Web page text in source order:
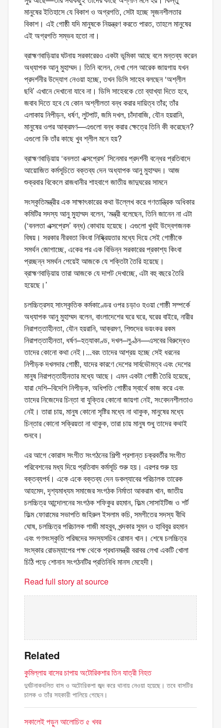
মানুষের ইতিহাসে যে বিকাশ ও অগ্রগতি, সেটা হচ্ছে সৃজনশীলতার
বিকাশ। এই গোষ্ঠী যদি মানুষকে নিয়ন্ত্রণ করতে পারত, তাহলে মানুষের
এই অগ্রগতি সম্ভব হতো না।
ব্রাহ্মণবাড়িয়ার ঘটনায় সরকারেরও একটা ভূমিকা আছে বলে মন্তব্য করেন
অধ্যাপক আনু মুহাম্মদ। তিনি বলেন, দেখা গেল আরেক জায়গায় যখন
প্রদর্শনীর উদ্যোগ নেওয়া হচ্ছে, তখন ডিসি সাহেব বলছেন ‘অশ্লীল
ছবি’ এখানে দেখানো যাবে না। ডিসি সাহেবকে তো ব্যাখ্যা দিতে হবে,
জবাব দিতে হবে যে কোন অশ্লীলতা বন্ধ করার দায়িত্ব তাঁর; তাঁর
এলাকায় নিপীড়ন, ধর্ষণ, লুটপাট, জমি দখল, চাঁদাবাজি, যৌন হয়রানি,
মানুষের ওপর আক্রমণ—এগুলো বন্ধ করার ক্ষেত্রে তিনি কী করেছেন?
এগুলো কি তাঁর কাছে খুব শ্লীল মনে হয়?
ব্রাহ্মণবাড়িয়ায় ‘বনলতা এক্সপ্রেস’ সিনেমার প্রদর্শনী বন্ধের প্রতিবাদে
আয়োজিত কর্মসূচিতে বক্তব্য দেন অধ্যাপক আনু মুহাম্মদ। আজ
শুক্রবার বিকেলে রাজধানীর শাহবাগে জাতীয় জাদুঘরের সামনে
সংস্কৃতিমন্ত্রীর এক সাক্ষাৎকারের কথা উল্লেখ করে গণতান্ত্রিক অধিকার
কমিটির সদস্য আনু মুহাম্মদ বলেন, ‘মন্ত্রী বলেছেন, তিনি জানেন না এটা
(‘বনলতা এক্সপ্রেস’ বন্ধ) কোথায় হয়েছে। এগুলো খুবই উদ্বেগজনক
বিষয়। সরকার নীরবতা কিংবা নিষ্ক্রিয়তার মধ্যে দিয়ে সেই গোষ্ঠীকে
সমর্থন জোগাচ্ছে, একের পর এক বিভিন্ন সরকারের প্রকাশ্য কিংবা
প্রচ্ছন্ন সমর্থন পেয়েই আজকে যে শক্তিটা তৈরি হয়েছে।
ব্রাহ্মণবাড়িয়ায় তারা আজকে যে দাপট দেখাচ্ছে, এটা বহু বছরে তৈরি
হয়েছে।’
চলচ্চিত্রসহ সাংস্কৃতিক কর্মকাণ্ডের ওপর চড়াও হওয়া গোষ্ঠী সম্পর্কে
অধ্যাপক আনু মুহাম্মদ বলেন, বাংলাদেশের ঘরে ঘরে, ঘরের বাইরে, নারীর
নিরাপত্তাহীনতা, যৌন হয়রানি, আক্রমণ, শিশুদের ভয়ংকর রকম
নিরাপত্তাহীনতা, ধর্ষণ–হত্যাকাণ্ড, দখল–লুণ্ঠন—এসবের বিরুদ্ধেও
তাদের কোনো কথা নেই।...বরং তাদের আশ্রয় হচ্ছে সেই ধরনের
নিপীড়ক দখলদার গোষ্ঠী, যাদের কারণে দেশের সার্বভৌমত্ব এবং দেশের
মানুষ নিরাপত্তাহীনতার মধ্যে আছে। এমন একটা গোষ্ঠী তৈরি হয়েছে,
যারা দেশি–বিদেশি নিপীড়ক, অধিপতি গোষ্ঠীর স্বার্থে কাজ করে এবং
তাদের নিজেদের চিন্তা বা যুক্তির কোনো জায়গা নেই, সংবেদনশীলতাও
নেই। তারা চায়, মানুষ কোনো সৃষ্টির মধ্যে না থাকুক, মানুষের মধ্যে
চিন্তার কোনো সক্রিয়তা না থাকুক, তারা চায় মানুষ শুধু তাদের কথাই
শুনবে।
এর আগে কোরাস সংগীত সংগঠনের শিল্পী প্রশান্ত চক্রবর্তীর সংগীত
পরিবেশনের মধ্য দিয়ে প্রতিবাদ কর্মসূচি শুরু হয়। এরপর শুরু হয়
বক্তব্যপর্ব। একে একে বক্তব্য দেন ডকল্যাবের পরিচালক তারেক
আহমেদ, দৃশ্যমাধ্যম সমাজের সংগঠক নির্মাতা আকরাম খান, জাতীয়
চলচ্চিত্র আন্দোলনের সংগঠক শফিকুর রহমান, ফিল্ম সোসাইটিজ ও শর্ট
ফিল্ম ফোরামের সভাপতি জহিরুল ইসলাম কচি, সমগীতের সদস্য বীথি
ঘোষ, চলচ্চিত্র পরিচালক গাজী মাহবুব, খন্দকার সুমন ও হাবিবুর রহমান
এবং গণসংস্কৃতি পরিষদের সদস্যসচিব রোমান খান। শেষে চলচ্চিত্র
সংস্কার রোডম্যাপের পক্ষ থেকে প্রধানমন্ত্রী বরাবর লেখা একটি খোলা
চিঠি পড়ে শোনান সংগঠনটির প্রতিনিধি মানস মেহেদী।
Read full story at source
Related
কুমিল্লায় বাসের চাপায় অটোরিকশার তিন যাত্রী নিহত
দুর্ঘটনাকবলিত বাস ও অটোরিকশা জব্দ করে থানায় নেওয়া হয়েছে। তবে বাসটির
চালক ও তাঁর সহকারী পালিয়ে গেছেন।
সকালেই পড়ুন আলোচিত ৫ খবর